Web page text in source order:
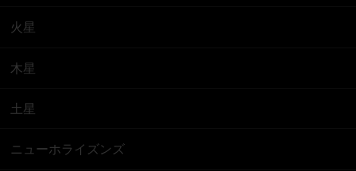
火星
木星
土星
ニューホライズンズ